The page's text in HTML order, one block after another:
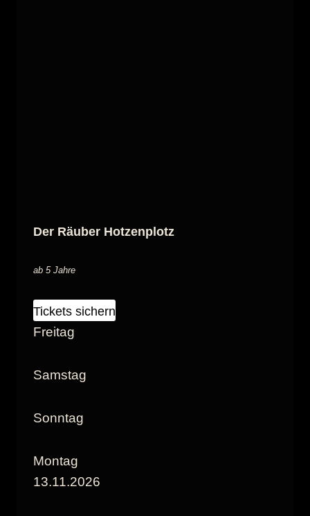
Der Räuber Hotzenplotz
ab 5 Jahre
Tickets sichern
Freitag
Samstag
Sonntag
Montag
13.11.2026